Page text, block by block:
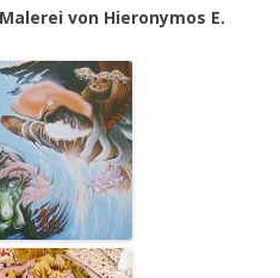
von Hieronymos E.